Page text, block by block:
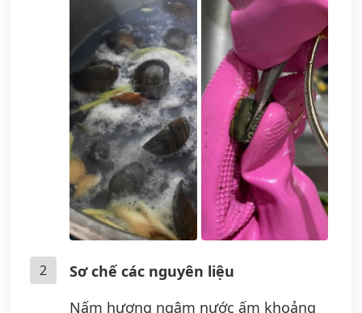
2
Sơ chế các nguyên liệu
Nấm hương ngâm nước ấm khoảng